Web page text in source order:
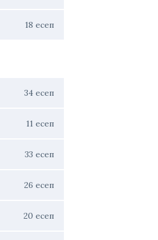
18 есеп
34 есеп
11 есеп
33 есеп
26 есеп
20 есеп